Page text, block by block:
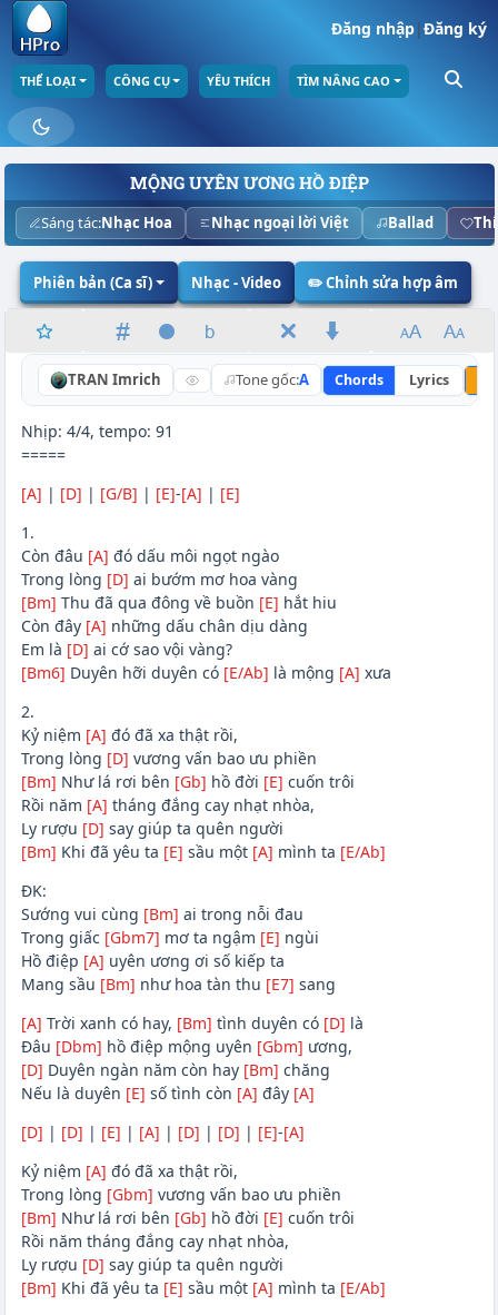
Đăng nhập|Đăng ký
THỂ LOẠI CÔNG CỤ YÊU THÍCH TÌM NÂNG CAO
MỘNG UYÊN ƯƠNG HỒ ĐIỆP
Sáng tác:Nhạc Hoa Nhạc ngoại lời Việt Ballad
Phiên bản (Ca sĩ) Nhạc - Video ✏️ Chỉnh sửa hợp âm
TRAN Imrich Tone gốc:A Chords Lyrics
Nhịp: 4/4, tempo: 91
=====
[A] | [D] | [G/B] | [E]-[A] | [E]
1.
Còn đâu [A] đó dấu môi ngọt ngào
Trong lòng [D] ai bướm mơ hoa vàng
[Bm] Thu đã qua đông về buồn [E] hắt hiu
Còn đây [A] những dấu chân dịu dàng
Em là [D] ai cớ sao vội vàng?
[Bm6] Duyên hỡi duyên có [E/Ab] là mộng [A] xưa
2.
Kỷ niệm [A] đó đã xa thật rồi,
Trong lòng [D] vương vấn bao ưu phiền
[Bm] Như lá rơi bên [Gb] hồ đời [E] cuốn trôi
Rồi năm [A] tháng đắng cay nhạt nhòa,
Ly rượu [D] say giúp ta quên người
[Bm] Khi đã yêu ta [E] sầu một [A] mình ta [E/Ab]
ĐK:
Sướng vui cùng [Bm] ai trong nỗi đau
Trong giấc [Gbm7] mơ ta ngậm [E] ngùi
Hồ điệp [A] uyên ương ơi số kiếp ta
Mang sầu [Bm] như hoa tàn thu [E7] sang
[A] Trời xanh có hay, [Bm] tình duyên có [D] là
Đâu [Dbm] hồ điệp mộng uyên [Gbm] ương,
[D] Duyên ngàn năm còn hay [Bm] chăng
Nếu là duyên [E] số tình còn [A] đây [A]
[D] | [D] | [E] | [A] | [D] | [D] | [E]-[A]
Kỷ niệm [A] đó đã xa thật rồi,
Trong lòng [Gbm] vương vấn bao ưu phiền
[Bm] Như lá rơi bên [Gb] hồ đời [E] cuốn trôi
Rồi năm tháng đắng cay nhạt nhòa,
Ly rượu [D] say giúp ta quên người
[Bm] Khi đã yêu ta [E] sầu một [A] mình ta [E/Ab]